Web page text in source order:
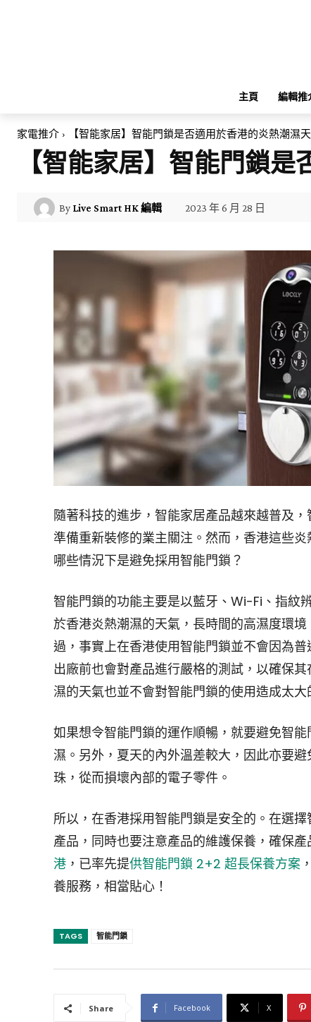
主頁 編輯推
家電推介 【智能家居】智能門鎖是否適用於香港的炎熱潮濕天
【智能家居】智能門鎖
By Live Smart HK 編輯 2023 年 6 月 28 日
隨著科技的進步，智能家居產品越來越普及
準備重新裝修的業主關注。然而，香港這些
哪些情況下是避免採用智能門鎖？
智能門鎖的功能主要是以藍牙、Wi-Fi、指紋
於香港炎熱潮濕的天氣，長時間的高濕度環
過，事實上在香港使用智能門鎖並不會因為
出廠前也會對產品進行嚴格的測試，以確保
濕的天氣也並不會對智能門鎖的使用造成太大
如果想令智能門鎖的運作順暢，就要避免智
濕。另外，夏天的內外溫差較大，因此亦要
珠，從而損壞內部的電子零件。
所以，在香港採用智能門鎖是安全的。在選
產品，同時也要注意產品的維護保養，確保
港 ，已率先提供智能門鎖 2+2 超長保養方案
養服務，相當貼心！
TAGS 智能門鎖
Share Facebook X